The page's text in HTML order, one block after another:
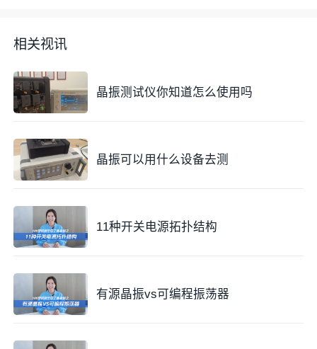
相关视讯
晶振测试仪你知道怎么使用吗
晶振可以用什么设备去测
11种开关电源拓扑结构
有源晶振vs可编程振荡器